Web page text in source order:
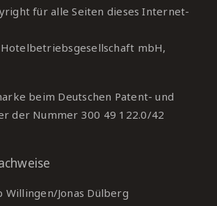
für alle Seiten dieses Internet-
Hotelbetriebsgesellschaft mbH,
beim Deutschen Patent- und
der Nummer 300 49 122.0/42
Jonas Dülberg